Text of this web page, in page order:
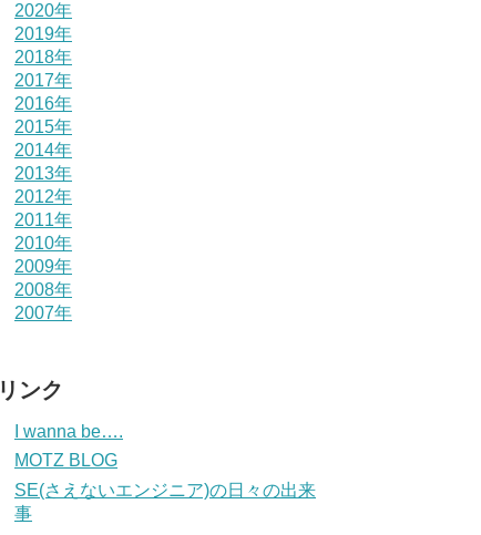
2020年
2019年
2018年
2017年
2016年
2015年
2014年
2013年
2012年
2011年
2010年
2009年
2008年
2007年
リンク
I wanna be….
MOTZ BLOG
SE(さえないエンジニア)の日々の出来
事